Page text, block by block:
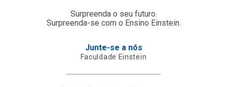
Surpreenda o seu futuro.
Surpreenda-se com o Ensino Einstein.
Junte-se a nós
Faculdade Einstein